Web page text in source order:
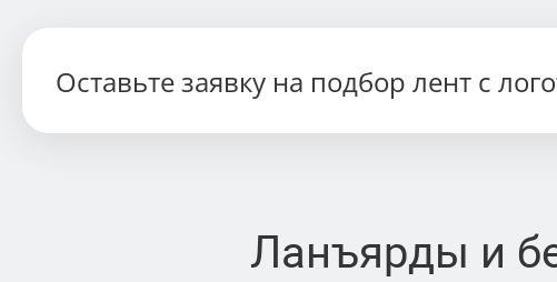
Оставьте заявку на подбор лент с
Ланъярды и